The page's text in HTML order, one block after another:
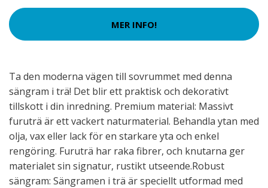
MER INFO!
Ta den moderna vägen till sovrummet med denna
sängram i trä! Det blir ett praktisk och dekorativt
tillskott i din inredning. Premium material: Massivt
furuträ är ett vackert naturmaterial. Behandla ytan med
olja, vax eller lack för en starkare yta och enkel
rengöring. Furuträ har raka fibrer, och knutarna ger
materialet sin signatur, rustikt utseende.Robust
sängram: Sängramen i trä är speciellt utformad med